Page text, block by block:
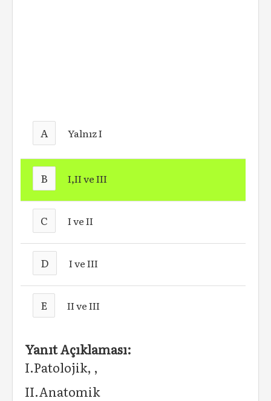
A Yalnız I
B I,II ve III
C I ve II
D I ve III
E II ve III
Yanıt Açıklaması:
I.Patolojik, ,
II.Anatomik